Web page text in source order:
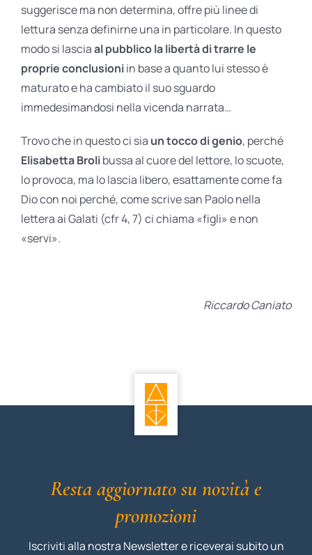
suggerisce ma non determina, offre più linee di
lettura senza definirne una in particolare. In questo
modo si lasciaal pubblico la libertà di trarre le
proprie conclusioniin base a quanto lui stesso è
maturato e ha cambiato il suo sguardo
immedesimandosi nella vicenda narrata…
Trovo che in questo ci sia un tocco di genio, perché
Elisabetta Brolibussa al cuore del lettore, lo scuote,
lo provoca, ma lo lascia libero, esattamente come fa
Dio con noi perché, come scrive san Paolo nella
lettera ai Galati (cfr 4, 7) ci chiama «figli» e non
«servi».
Riccardo Caniato
Resta aggiornato su novità e
promozioni
Iscriviti alla nostra Newsletter e riceverai subito un